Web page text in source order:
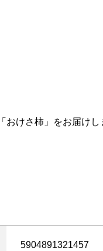
けさ柿」をお届けし
5904891321457